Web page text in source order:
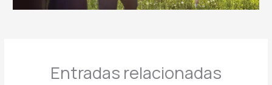
Entradas relacionadas